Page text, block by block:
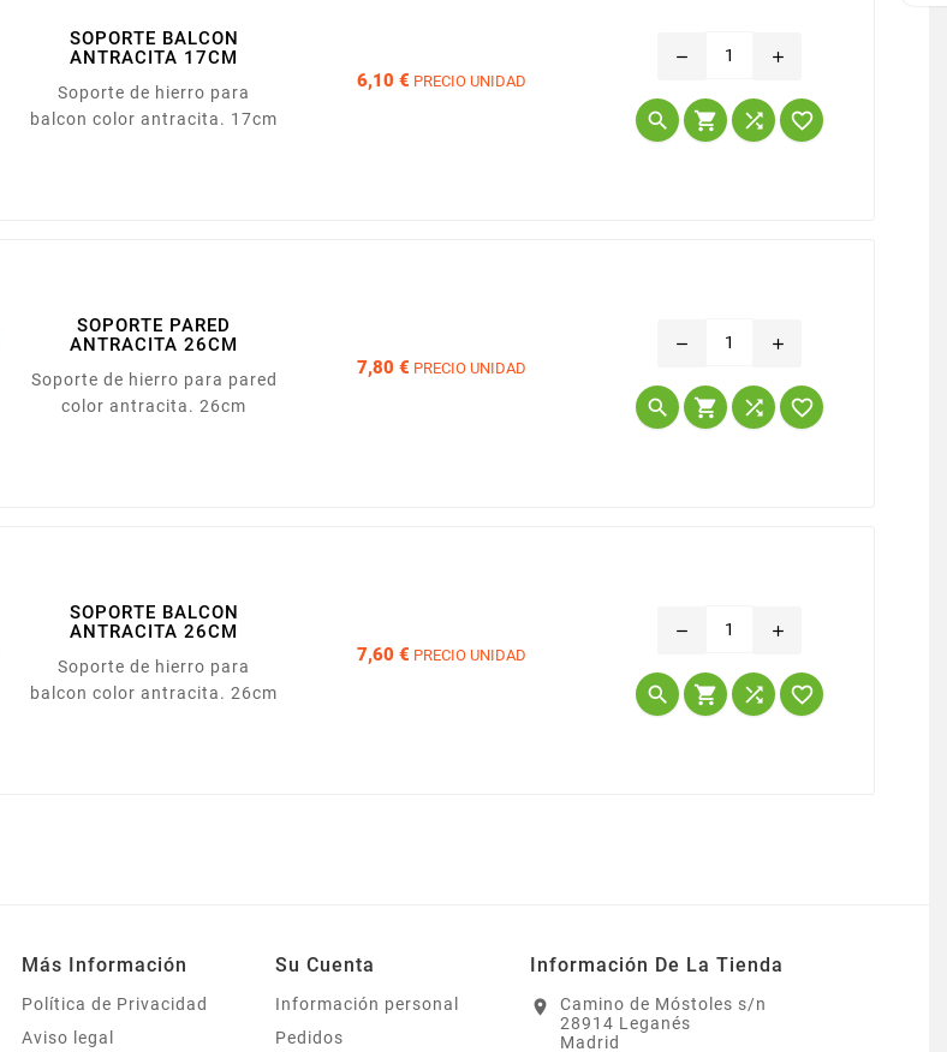
SOPORTE BALCON
ANTRACITA 17CM
Soporte de hierro para
balcon color antracita. 17cm
6,10 € PRECIO UNIDAD
remove add
   
SOPORTE PARED
ANTRACITA 26CM
Soporte de hierro para pared
color antracita. 26cm
7,80 € PRECIO UNIDAD
remove add
   
SOPORTE BALCON
ANTRACITA 26CM
Soporte de hierro para
balcon color antracita. 26cm
7,60 € PRECIO UNIDAD
remove add
   
Más Información
Política de Privacidad
Aviso legal
Su Cuenta
Información personal
Pedidos
Información De La Tienda
location_on
Camino de Móstoles s/n
28914 Leganés
Madrid